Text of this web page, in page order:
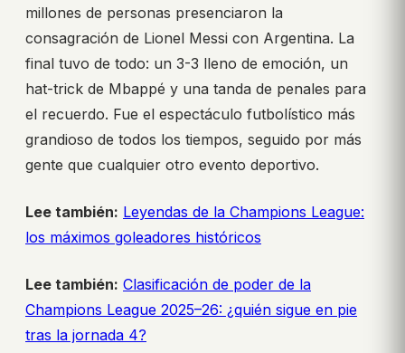
millones de personas presenciaron la
consagración de Lionel Messi con Argentina. La
final tuvo de todo: un 3-3 lleno de emoción, un
hat-trick de Mbappé y una tanda de penales para
el recuerdo. Fue el espectáculo futbolístico más
grandioso de todos los tiempos, seguido por más
gente que cualquier otro evento deportivo.
Lee también: Leyendas de la Champions League:
los máximos goleadores históricos
Lee también: Clasificación de poder de la
Champions League 2025–26: ¿quién sigue en pie
tras la jornada 4?